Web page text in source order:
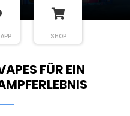
SHOP
FÜR EIN